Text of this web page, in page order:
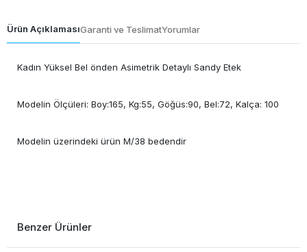
Ürün AçıklamasıGaranti ve TeslimatYorumlar
Kadın Yüksel Bel önden Asimetrik Detaylı Sandy Etek
Modelin Ölçüleri: Boy:165, Kg:55, Göğüs:90, Bel:72, Kalça: 100
Modelin üzerindeki ürün M/38 bedendir
Benzer Ürünler